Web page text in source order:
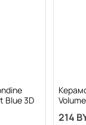
Blue 3D
214